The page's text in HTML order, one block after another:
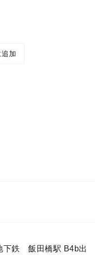
追加
下鉄 飯田橋駅 B4b出